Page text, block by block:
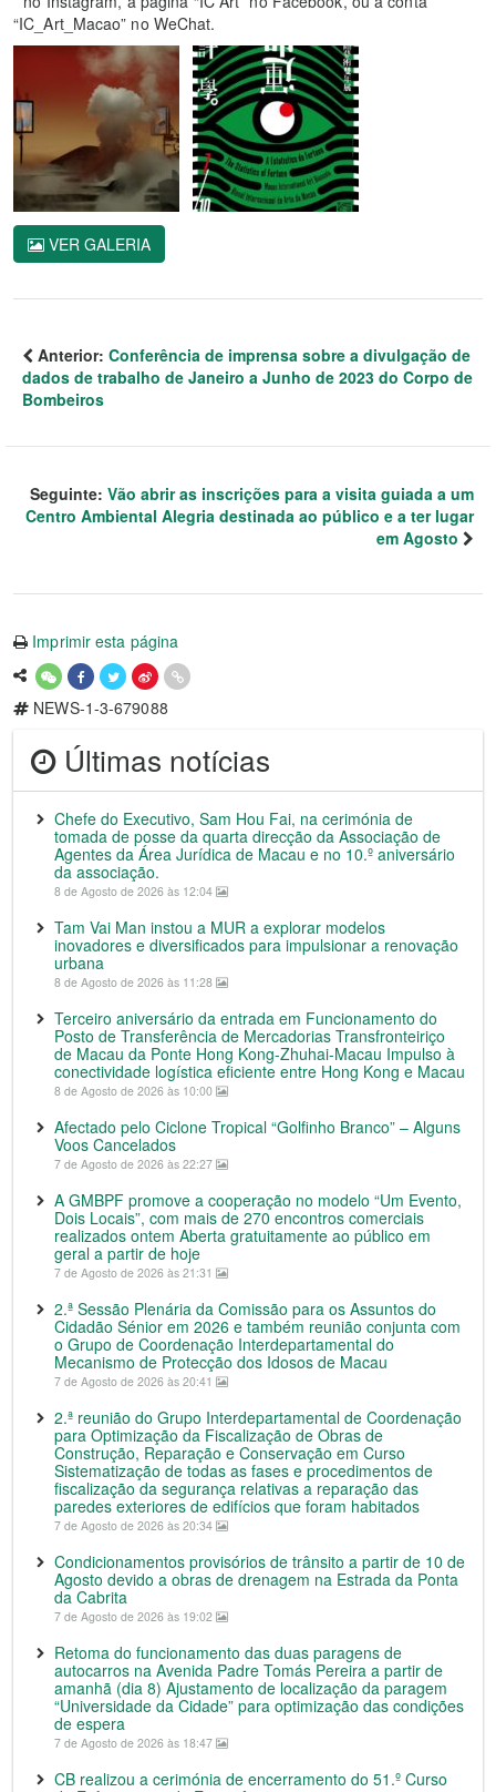
“IC_Art_Macao” no WeChat.
VER GALERIA
Anterior: Conferência de imprensa sobre a divulgação de
dados de trabalho de Janeiro a Junho de 2023 do Corpo de
Bombeiros
Seguinte: Vão abrir as inscrições para a visita guiada a um
Centro Ambiental Alegria destinada ao público e a ter lugar
em Agosto
Imprimir esta página
NEWS-1-3-679088
Últimas notícias
Chefe do Executivo, Sam Hou Fai, na cerimónia de
tomada de posse da quarta direcção da Associação de
Agentes da Área Jurídica de Macau e no 10.º aniversário
da associação.
8 de Agosto de 2026 às 12:04
Tam Vai Man instou a MUR a explorar modelos
inovadores e diversificados para impulsionar a renovação
urbana
8 de Agosto de 2026 às 11:28
Terceiro aniversário da entrada em Funcionamento do
Posto de Transferência de Mercadorias Transfronteiriço
de Macau da Ponte Hong Kong-Zhuhai-Macau Impulso à
conectividade logística eficiente entre Hong Kong e Macau
8 de Agosto de 2026 às 10:00
Afectado pelo Ciclone Tropical “Golfinho Branco” – Alguns
Voos Cancelados
7 de Agosto de 2026 às 22:27
A GMBPF promove a cooperação no modelo “Um Evento,
Dois Locais”, com mais de 270 encontros comerciais
realizados ontem Aberta gratuitamente ao público em
geral a partir de hoje
7 de Agosto de 2026 às 21:31
2.ª Sessão Plenária da Comissão para os Assuntos do
Cidadão Sénior em 2026 e também reunião conjunta com
o Grupo de Coordenação Interdepartamental do
Mecanismo de Protecção dos Idosos de Macau
7 de Agosto de 2026 às 20:41
2.ª reunião do Grupo Interdepartamental de Coordenação
para Optimização da Fiscalização de Obras de
Construção, Reparação e Conservação em Curso
Sistematização de todas as fases e procedimentos de
fiscalização da segurança relativas a reparação das
paredes exteriores de edifícios que foram habitados
7 de Agosto de 2026 às 20:34
Condicionamentos provisórios de trânsito a partir de 10 de
Agosto devido a obras de drenagem na Estrada da Ponta
da Cabrita
7 de Agosto de 2026 às 19:02
Retoma do funcionamento das duas paragens de
autocarros na Avenida Padre Tomás Pereira a partir de
amanhã (dia 8) Ajustamento de localização da paragem
“Universidade da Cidade” para optimização das condições
de espera
7 de Agosto de 2026 às 18:47
CB realizou a cerimónia de encerramento do 51.º Curso